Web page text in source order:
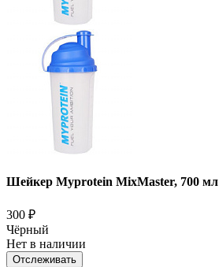
Шейкер Myprotein MixMaster, 700 мл
300 ₽
Чёрный
Нет в наличии
Отслеживать